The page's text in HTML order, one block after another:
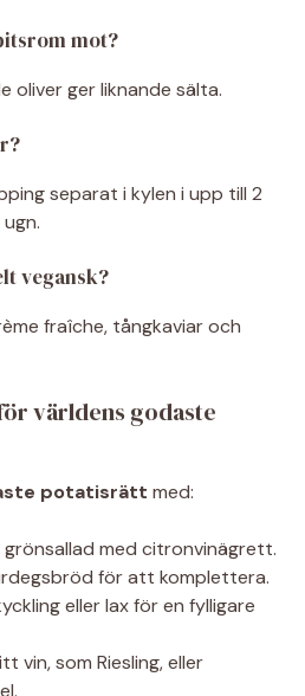
mot?
oliver ger liknande sälta.
separat i kylen i upp till 2
vegansk?
fraîche, tångkaviar och
världens godaste
potatisrätt med:
grönsallad med citronvinägrett.
för att komplettera.
eller lax för en fylligare
vin, som Riesling, eller